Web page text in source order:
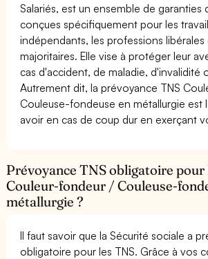
Salariés, est un ensemble de garanties
conçues spécifiquement pour les
indépendants, les professions libérales
majoritaires. Elle vise à protéger leur
cas d'accident, de maladie, d'invalidité
Autrement dit, la prévoyance TNS
Couleuse-fondeuse en métallurgie est
avoir en cas de coup dur en exerçant
Prévoyance TNS obligatoire
Couleur-fondeur / Couleuse-
métallurgie ?
Il faut savoir que la Sécurité sociale a
obligatoire pour les TNS. Grâce à vos